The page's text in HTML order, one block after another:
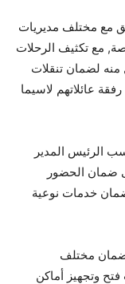
مع مختلف مديريات
مع تكثيف الرحلات
لضمان تنقلات
عائلاتهم لاسيما
الرئيس المدير
ضمان الحضور
خدمات نوعية
مختلف
وتجهيز أماكن